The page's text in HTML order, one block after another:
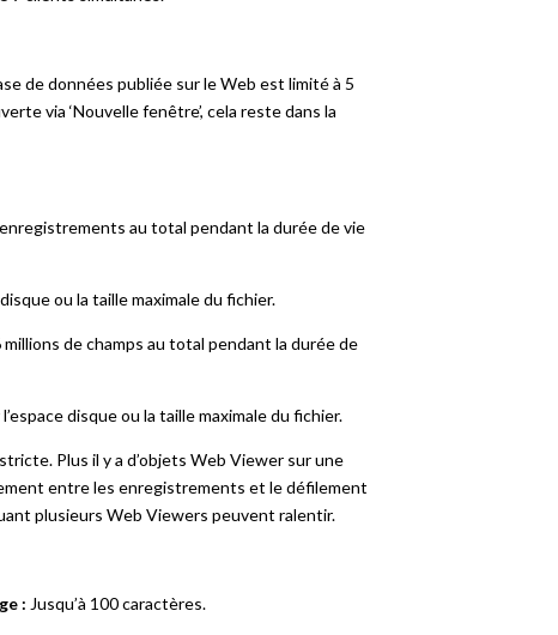
de données publiée sur le Web est limité à 5
via ‘Nouvelle fenêtre’, cela reste dans la
au total pendant la durée de vie
ou la taille maximale du fichier.
millions de champs au total pendant la durée de
disque ou la taille maximale du fichier.
Plus il y a d’objets Web Viewer sur une
entre les enregistrements et le défilement
plusieurs Web Viewers peuvent ralentir.
: Jusqu’à 100 caractères.